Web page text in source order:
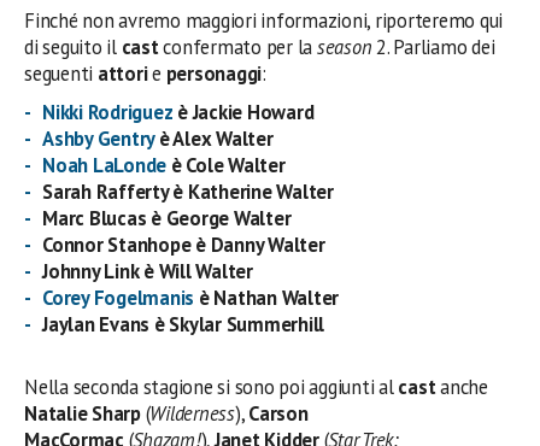
Finché non avremo maggiori informazioni, riporteremo qui
di seguito il castconfermato per laseason2. Parliamo dei
seguenti attorie personaggi:
Nikki Rodriguez è Jackie Howard
Ashby Gentryè Alex Walter
Noah LaLonde è Cole Walter
Sarah Rafferty è Katherine Walter
Marc Blucas è George Walter
Connor Stanhope è Danny Walter
Johnny Link è Will Walter
Corey Fogelmanis è Nathan Walter
Jaylan Evans è Skylar Summerhill
Nella seconda stagione si sono poi aggiunti alcastanche
Natalie Sharp(Wilderness),Carson
MacCormac (Shazam!),Janet Kidder(Star Trek: